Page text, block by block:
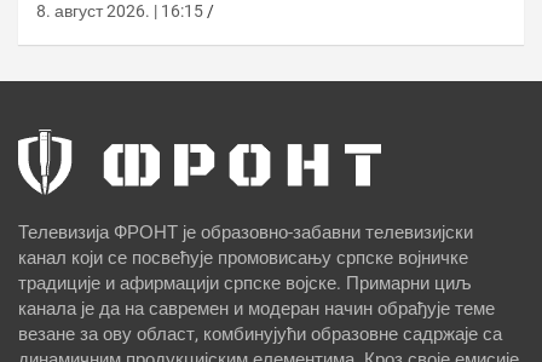
8. август 2026. | 16:15
Телевизија ФРОНТ је образовно-забавни телевизијски
канал који се посвећује промовисању српске војничке
традиције и афирмацији српске војске. Примарни циљ
канала је да на савремен и модеран начин обрађује теме
везане за ову област, комбинујући образовне садржаје са